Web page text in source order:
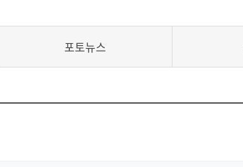
포토뉴스